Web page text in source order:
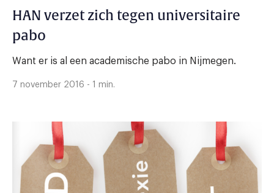
HAN verzet zich tegen universitaire
pabo
Want er is al een academische pabo in Nijmegen.
7 november 2016 - 1 min.